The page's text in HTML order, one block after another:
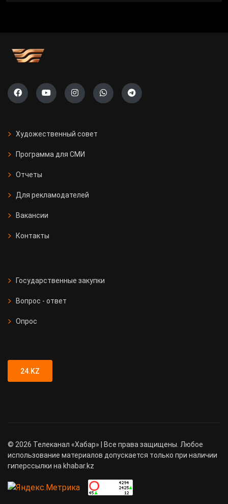
Художественный совет
Программа для СМИ
Отчеты
Для рекламодателей
Вакансии
Контакты
Государственные закупки
Вопрос - ответ
Опрос
24.KZ
© 2026 Телеканал «Хабар» | Все права защищены. Любое
использование материалов допускается только при наличии
гиперссылки на khabar.kz